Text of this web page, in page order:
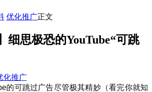
优化推广正文
细思极恐的YouTube“可跳
化推广
的可跳过广告尽管极其精妙（看完你就知